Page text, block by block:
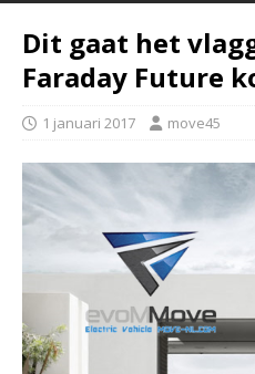
Dit gaat het
Faraday Future
1 januari 2017 move45